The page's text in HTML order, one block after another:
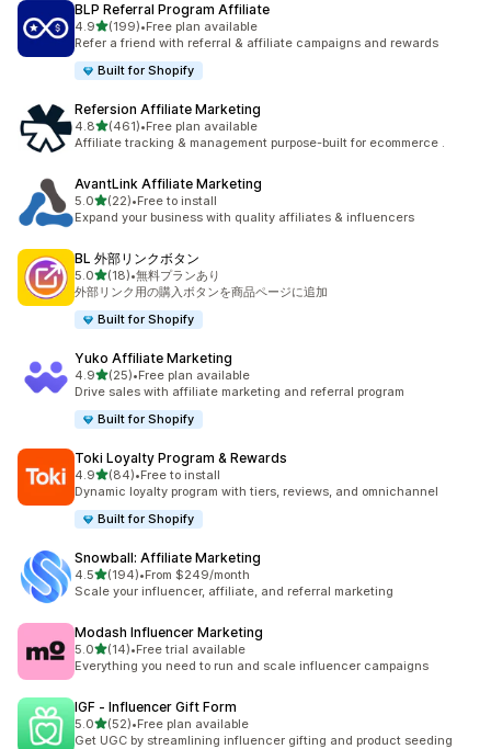
BLP Referral Program Affiliate
4.95つ星中
(199)
合計レビュー数：199件
•Free plan available
Refer a friend with referral & affiliate campaigns and rewards
Built for Shopify
Refersion Affiliate Marketing
4.85つ星中
(461)
合計レビュー数：461件
•Free plan available
Affiliate tracking & management purpose-built for ecommerce .
AvantLink Affiliate Marketing
5.05つ星中
(22)
合計レビュー数：22件
•Free to install
Expand your business with quality affiliates & influencers
BL 外部リンクボタン
5.05つ星中
(18)
合計レビュー数：18件
•無料プランあり
外部リンク用の購入ボタンを商品ページに追加
Built for Shopify
Yuko Affiliate Marketing
4.95つ星中
(25)
合計レビュー数：25件
•Free plan available
Drive sales with affiliate marketing and referral program
Built for Shopify
Toki Loyalty Program & Rewards
4.95つ星中
(84)
合計レビュー数：84件
•Free to install
Dynamic loyalty program with tiers, reviews, and omnichannel
Built for Shopify
Snowball: Affiliate Marketing
4.55つ星中
(194)
合計レビュー数：194件
•From $249/month
Scale your influencer, affiliate, and referral marketing
Modash Influencer Marketing
5.05つ星中
(14)
合計レビュー数：14件
•Free trial available
Everything you need to run and scale influencer campaigns
IGF ‑ Influencer Gift Form
5.05つ星中
(52)
合計レビュー数：52件
•Free plan available
Get UGC by streamlining influencer gifting and product seeding